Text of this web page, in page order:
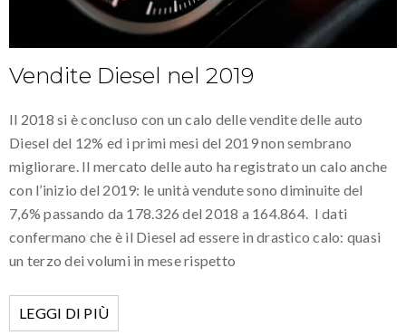
Vendite Diesel nel 2019
Il 2018 si è concluso con un calo delle vendite delle auto
Diesel del 12% ed i primi mesi del 2019 non sembrano
migliorare. Il mercato delle auto ha registrato un calo anche
con l’inizio del 2019: le unità vendute sono diminuite del
7,6% passando da 178.326 del 2018 a 164.864. I dati
confermano che è il Diesel ad essere in drastico calo: quasi
un terzo dei volumi in mese rispetto
LEGGI DI PIÙ